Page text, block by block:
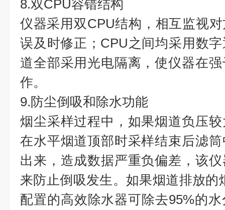
8.双CPU容错结构
仪器采用双CPU结构，相互监视
误及时修正；CPU之间均采用数
道全部采用光电隔离，使仪器在
作。
9.防尘倒吸和除水功能
烟尘采样过程中，如果烟道负压
在水平烟道顶部时采样结束后滤
出来，造成数据严重负偏差，该
来防止倒吸发生。如果烟道排放的
配置的高效除水器可除去95%的